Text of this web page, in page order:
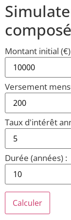
Montant initial
Versement
Taux d'intérêt
Durée (années) :
Calculer